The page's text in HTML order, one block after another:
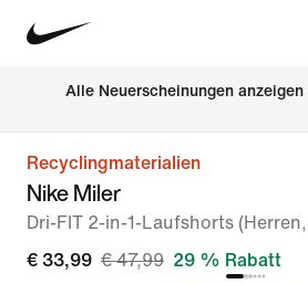
Alle Neuerscheinungen anzeigen
Recyclingmaterialien
Nike Miler
Dri-FIT 2-in-1-Laufshorts
€ 33,99 € 47,99 29 % Rabatt